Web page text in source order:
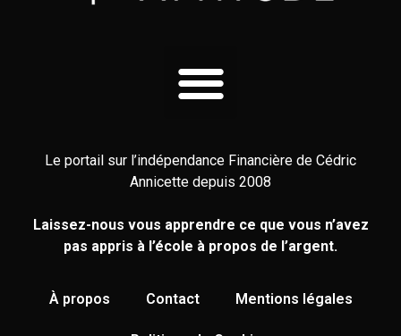
Le portail sur l’indépendance Financière de Cédric
Annicette depuis 2008
Laissez-nous vous apprendre ce que vous n’avez
pas appris à l’école à propos de l’argent.
À propos Contact Mentions légales